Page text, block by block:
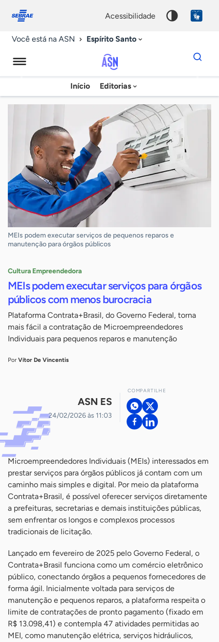
conosco
acessibilidade
Você está na ASN Espírito Santo
Agência
Sebrae
de
Notícias
Início Editorias
Dados
para
chave
MEIs podem executar serviços de pequenos reparos e
manutenção para órgãos públicos
Cultura Empreendedora
MEIs podem executar serviços para órgãos
públicos com menos burocracia
Plataforma Contrata+Brasil, do Governo Federal, torna
mais fácil a contratação de Microempreendedores
Individuais para pequenos reparos e manutenção
Por Vítor De Vincentis
ASN ES
24/02/2026 às 11:03
COMPARTILHE
Microempreendedores Individuais (MEIs) interessados em
prestar serviços para órgãos públicos já contam com um
caminho mais simples e digital. Por meio da plataforma
Contrata+Brasil, é possível oferecer serviços diretamente
a prefeituras, secretarias e demais instituições públicas,
sem enfrentar os longos e complexos processos
tradicionais de licitação.
Lançado em fevereiro de 2025 pelo Governo Federal, o
Contrata+Brasil funciona como um comércio eletrônico
público, conectando órgãos a pequenos fornecedores de
forma ágil. Inicialmente voltada para serviços de
manutenção e pequenos reparos, a plataforma respeita o
limite de contratações de pronto pagamento (fixado em
R$ 13.098,41) e contempla 47 atividades permitidas ao
MEI, como manutenção elétrica, serviços hidráulicos,